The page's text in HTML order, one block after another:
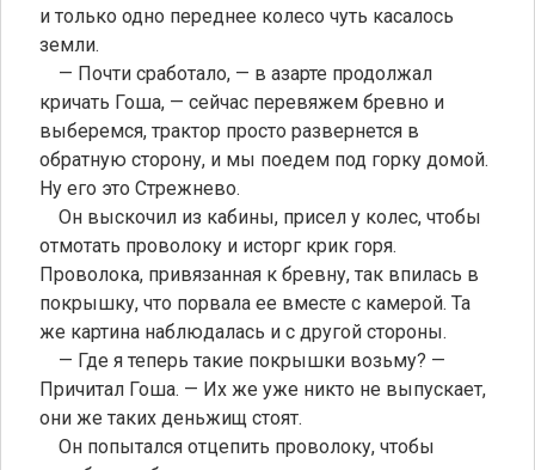
и только одно переднее колесо чуть касалось
земли.
— Почти сработало, — в азарте продолжал
кричать Гоша, — сейчас перевяжем бревно и
выберемся, трактор просто развернется в
обратную сторону, и мы поедем под горку домой.
Ну его это Стрежнево.
Он выскочил из кабины, присел у колес, чтобы
отмотать проволоку и исторг крик горя.
Проволока, привязанная к бревну, так впилась в
покрышку, что порвала ее вместе с камерой. Та
же картина наблюдалась и с другой стороны.
— Где я теперь такие покрышки возьму? —
Причитал Гоша. — Их же уже никто не выпускает,
они же таких деньжищ стоят.
Он попытался отцепить проволоку, чтобы